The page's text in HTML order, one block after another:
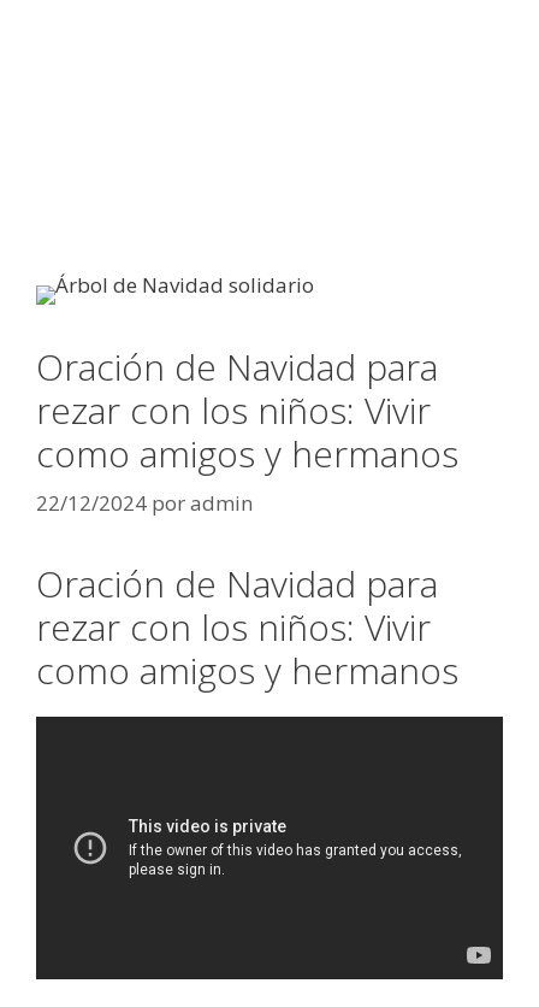
Oración de Navidad para
rezar con los niños: Vivir
como amigos y hermanos
22/12/2024 poradmin
Oración de Navidad para
rezar con los niños: Vivir
como amigos y hermanos